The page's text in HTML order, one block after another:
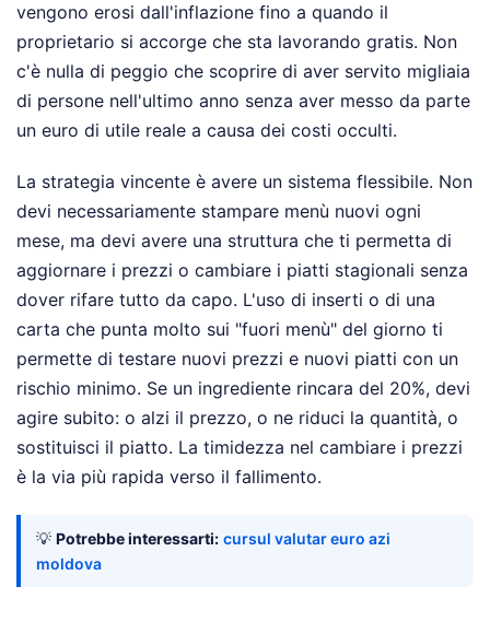
vengono erosi dall'inflazione fino a quando il
proprietario si accorge che sta lavorando gratis. Non
c'è nulla di peggio che scoprire di aver servito migliaia
di persone nell'ultimo anno senza aver messo da parte
un euro di utile reale a causa dei costi occulti.
La strategia vincente è avere un sistema flessibile. Non
devi necessariamente stampare menù nuovi ogni
mese, ma devi avere una struttura che ti permetta di
aggiornare i prezzi o cambiare i piatti stagionali senza
dover rifare tutto da capo. L'uso di inserti o di una
carta che punta molto sui "fuori menù" del giorno ti
permette di testare nuovi prezzi e nuovi piatti con un
rischio minimo. Se un ingrediente rincara del 20%, devi
agire subito: o alzi il prezzo, o ne riduci la quantità, o
sostituisci il piatto. La timidezza nel cambiare i prezzi
è la via più rapida verso il fallimento.
💡 Potrebbe interessarti: cursul valutar euro azi
moldova